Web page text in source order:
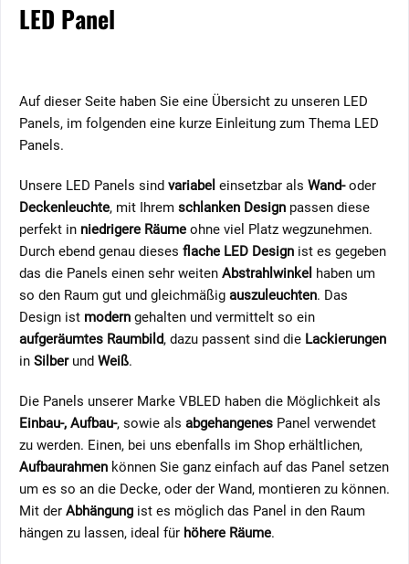
LED Panel
Auf dieser Seite haben Sie eine Übersicht zu unseren LED
Panels, im folgenden eine kurze Einleitung zum Thema LED
Panels.
Unsere LED Panels sind variabel einsetzbar als Wand-oder
Deckenleuchte, mit Ihrem schlanken Design passen diese
perfekt in niedrigere Räume ohne viel Platz wegzunehmen.
Durch ebend genau dieses flache LED Design ist es gegeben
das die Panels einen sehr weiten Abstrahlwinkel haben um
so den Raum gut und gleichmäßig auszuleuchten. Das
Design ist modern gehalten und vermittelt so ein
aufgeräumtes Raumbild, dazu passent sind die Lackierungen
in Silberund Weiß.
Die Panels unserer Marke VBLED haben die Möglichkeit als
Einbau-, Aufbau-, sowie als abgehangenes Panel verwendet
zu werden. Einen, bei uns ebenfalls im Shop erhältlichen,
Aufbaurahmen können Sie ganz einfach auf das Panel setzen
um es so an die Decke, oder der Wand, montieren zu können.
Mit der Abhängung ist es möglich das Panel in den Raum
hängen zu lassen, ideal für höhere Räume.